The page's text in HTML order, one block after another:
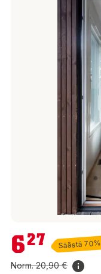
6,27 €
627 Säästä 70%
Norm.20,90 €